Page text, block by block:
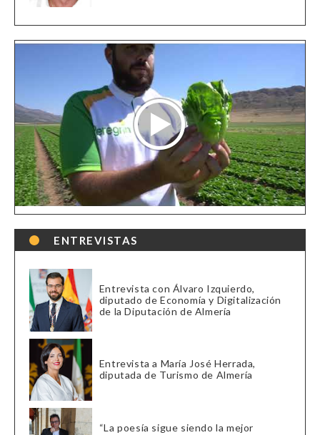
ENTREVISTAS
Entrevista con Álvaro Izquierdo,
diputado de Economía y Digitalización
de la Diputación de Almería
Entrevista a María José Herrada,
diputada de Turismo de Almería
“La poesía sigue siendo la mejor